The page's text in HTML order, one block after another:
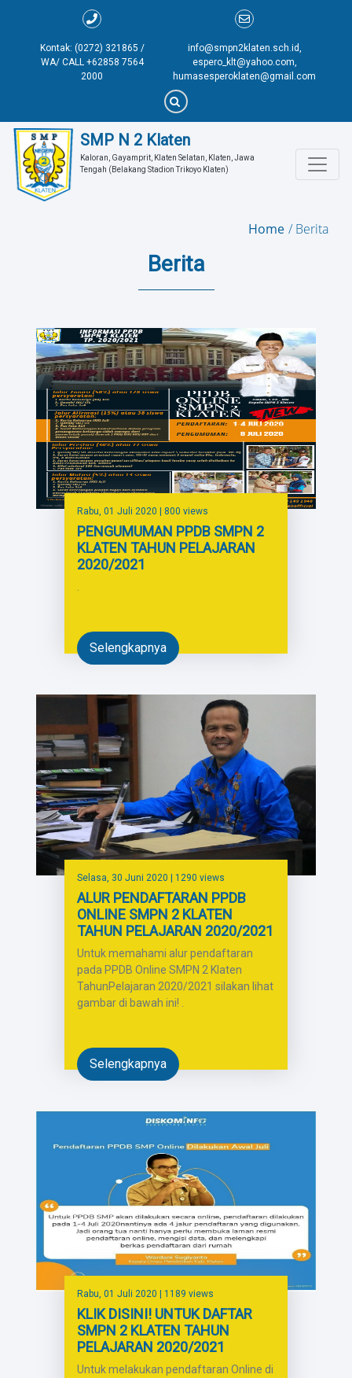
Kontak: (0272) 321865 /
WA/ CALL +62858 7564
2000
info@smpn2klaten.sch.id,
espero_klt@yahoo.com,
humasesperoklaten@gmail.com
SMP N 2 Klaten
Kaloran, Gayamprit, Klaten Selatan, Klaten, Jawa
Tengah (Belakang Stadion Trikoyo Klaten)
Home Berita
Berita
Rabu, 01 Juli 2020 | 800 views
PENGUMUMAN PPDB SMPN 2
KLATEN TAHUN PELAJARAN
2020/2021
Selengkapnya
Selasa, 30 Juni 2020 | 1290 views
ALUR PENDAFTARAN PPDB
ONLINE SMPN 2 KLATEN
TAHUN PELAJARAN 2020/2021
Untuk memahami alur pendaftaran
pada PPDB Online SMPN 2 Klaten
TahunPelajaran 2020/2021 silakan lihat
gambar di bawah ini! .
Selengkapnya
Rabu, 01 Juli 2020 | 1189 views
KLIK DISINI! UNTUK DAFTAR
SMPN 2 KLATEN TAHUN
PELAJARAN 2020/2021
Untuk melakukan pendaftaran Online di